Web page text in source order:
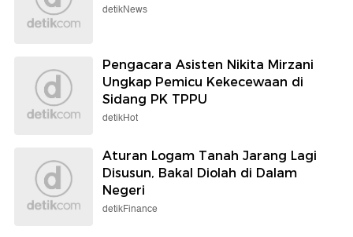
detikNews
Pengacara Asisten Nikita Mirzani
Ungkap Pemicu Kekecewaan di
Sidang PK TPPU
detikHot
Aturan Logam Tanah Jarang Lagi
Disusun, Bakal Diolah di Dalam
Negeri
detikFinance